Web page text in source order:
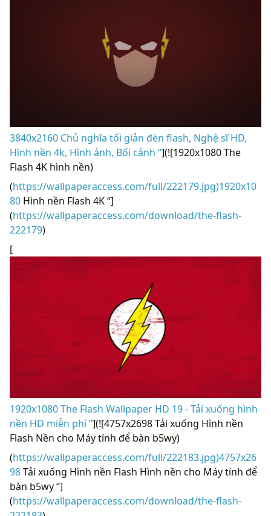
3840x2160 Chủ nghĩa tối giản đèn flash, Nghệ sĩ HD,
Hình nền 4k, Hình ảnh, Bối cảnh “](![1920x1080 The
Flash 4K hình nền)
(https://wallpaperaccess.com/full/222179.jpg)1920x10
80 Hình nền Flash 4K “]
(https://wallpaperaccess.com/download/the-flash-
222179)
[
1920x1080 The Flash Wallpaper HD 19 - Tải xuống hình
nền HD miễn phí “](![4757x2698 Tải xuống Hình nền
Flash Nền cho Máy tính để bàn b5wy)
(https://wallpaperaccess.com/full/222183.jpg)4757x26
98Tải xuống Hình nền Flash Hình nền cho Máy tính để
bàn b5wy “]
(https://wallpaperaccess.com/download/the-flash-